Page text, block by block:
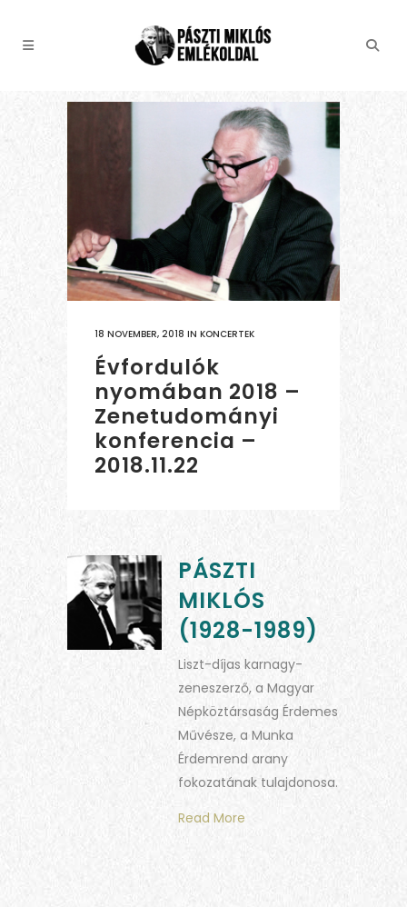
18 NOVEMBER, 2018 IN KONCERTEK
Évfordulók
nyomában 2018 –
Zenetudományi
konferencia –
2018.11.22
PÁSZTI
MIKLÓS
(1928-1989)
Liszt-díjas karnagy-
zeneszerző, a Magyar
Népköztársaság Érdemes
Művésze, a Munka
Érdemrend arany
fokozatának tulajdonosa.
Read More